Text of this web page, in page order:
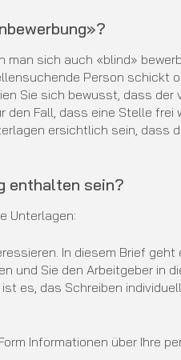
sich auch «blind»
Person schickt
Sie sich bewusst, dass
Fall, dass eine Stelle frei
ersichtlich sein, dass
enthalten sein?
Unterlagen:
In diesem Brief
und Sie den Arbeitgeber in
es, das Schreiben
Informationen über Ihre